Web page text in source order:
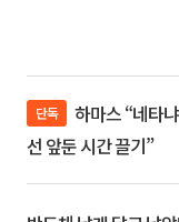
단독
선 앞둔 시간 끌기”